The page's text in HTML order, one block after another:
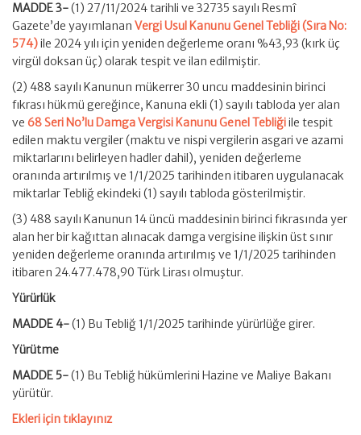
MADDE 3-(1) 27/11/2024 tarihli ve 32735 sayılı Resmî
Gazete’de yayımlanan Vergi Usul Kanunu Genel Tebliği (Sıra No:
574)ile 2024 yılı için yeniden değerleme oranı %43,93 (kırk üç
virgül doksan üç) olarak tespit ve ilan edilmiştir.
(2) 488 sayılı Kanunun mükerrer 30 uncu maddesinin birinci
fıkrası hükmü gereğince, Kanuna ekli (1) sayılı tabloda yer alan
ve 68 Seri No’lu Damga Vergisi Kanunu Genel Tebliğiile tespit
edilen maktu vergiler (maktu ve nispi vergilerin asgari ve azami
miktarlarını belirleyen hadler dahil), yeniden değerleme
oranında artırılmış ve 1/1/2025 tarihinden itibaren uygulanacak
miktarlar Tebliğ ekindeki (1) sayılı tabloda gösterilmiştir.
(3) 488 sayılı Kanunun 14 üncü maddesinin birinci fıkrasında yer
alan her bir kağıttan alınacak damga vergisine ilişkin üst sınır
yeniden değerleme oranında artırılmış ve 1/1/2025 tarihinden
itibaren 24.477.478,90 Türk Lirası olmuştur.
Yürürlük
MADDE 4-(1) Bu Tebliğ 1/1/2025 tarihinde yürürlüğe girer.
Yürütme
MADDE 5-(1) Bu Tebliğ hükümlerini Hazine ve Maliye Bakanı
yürütür.
Ekleri için tıklayınız